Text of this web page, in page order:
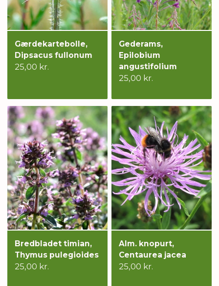
Gærdekartebolle,
Dipsacus fullonum
25,00 kr.
Gederams,
Epilobium
angustifolium
25,00 kr.
Bredbladet timian,
Thymus pulegioides
25,00 kr.
Alm. knopurt,
Centaurea jacea
25,00 kr.